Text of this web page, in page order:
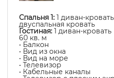
Спальня 1: 1 диван-
двуспальная кровать
Гостиная: 1 диван-кровать
60 кв. м
• Балкон
• Вид из окна
• Вид на море
• Телевизор
• Кабельные каналы